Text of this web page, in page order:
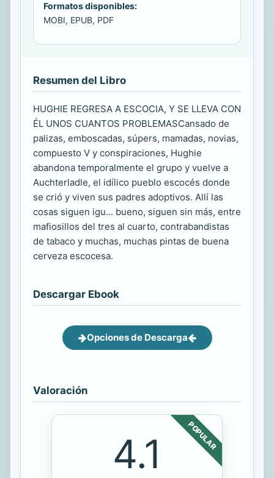
Formatos disponibles:
MOBI, EPUB, PDF
Resumen del Libro
HUGHIE REGRESA A ESCOCIA, Y SE LLEVA CON
ÉL UNOS CUANTOS PROBLEMASCansado de
palizas, emboscadas, súpers, mamadas, novias,
compuesto V y conspiraciones, Hughie
abandona temporalmente el grupo y vuelve a
Auchterladle, el idílico pueblo escocés donde
se crió y viven sus padres adoptivos. Allí las
cosas siguen igu... bueno, siguen sin más, entre
mafiosillos del tres al cuarto, contrabandistas
de tabaco y muchas, muchas pintas de buena
cerveza escocesa.
Descargar Ebook
Opciones de Descarga
Valoración
POPULAR
4.1